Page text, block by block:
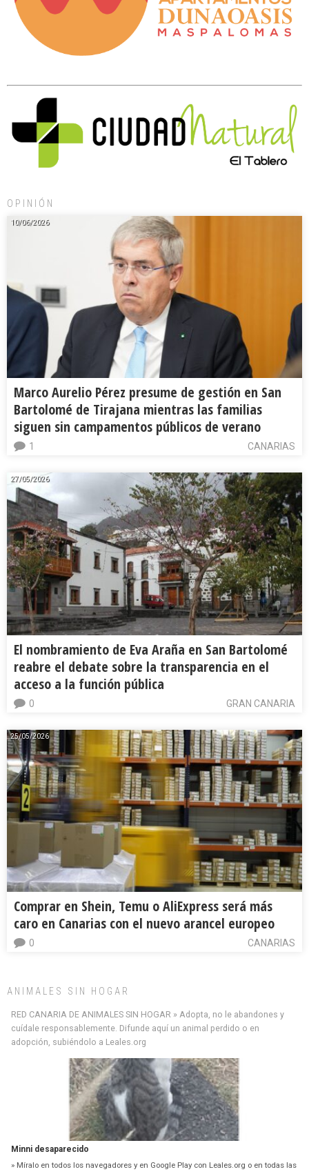
OPINIÓN
10/06/2026
Marco Aurelio Pérez presume de gestión en San
Bartolomé de Tirajana mientras las familias
siguen sin campamentos públicos de verano
CANARIAS
1
27/05/2026
El nombramiento de Eva Araña en San Bartolomé
reabre el debate sobre la transparencia en el
acceso a la función pública
GRAN CANARIA
0
25/05/2026
Comprar en Shein, Temu o AliExpress será más
caro en Canarias con el nuevo arancel europeo
CANARIAS
0
ANIMALES SIN HOGAR
RED CANARIA DE ANIMALES SIN HOGAR » Adopta, no le abandones y
cuídale responsablemente. Difunde aquí un animal perdido o en
adopción, subiéndolo a Leales.org
Minni desaparecido
» Míralo en todos los navegadores y en Google Play con Leales.org o en todas las